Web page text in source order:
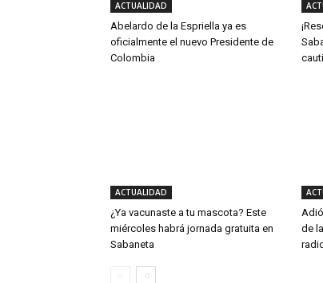
ACTUALIDAD
Abelardo de la Espriella ya es
oficialmente el nuevo Presidente de
Colombia
ACTUALIDAD
¿Ya vacunaste a tu mascota? Este
miércoles habrá jornada gratuita en
Sabaneta
de